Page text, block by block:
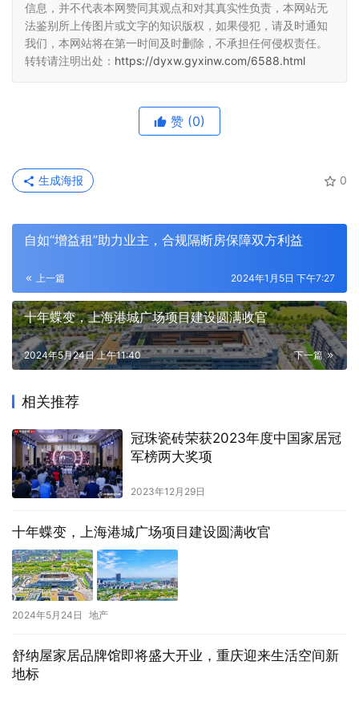
信息，并不代表本网赞同其观点和对其真实性负责，本网站无
法鉴别所上传图片或文字的知识版权，如果侵犯，请及时通知
我们，本网站将在第一时间及时删除，不承担任何侵权责任。
转转请注明出处： https://dyxw.gyxinw.com/6588.html
赞 (0)
0
生成海报
自如“增益租”助力业主，合规隔断房保障双方利益
上一篇 2024年1月5日 下午7:27
十年蝶变，上海港城广场项目建设圆满收官
下一篇
2024年5月24日 上午11:40
相关推荐
冠珠瓷砖荣获2023年度中国家居冠
军榜两大奖项
2023年12月29日
十年蝶变，上海港城广场项目建设圆满收官
2024年5月24日 地产
舒纳屋家居品牌馆即将盛大开业，重庆迎来生活空间新
地标